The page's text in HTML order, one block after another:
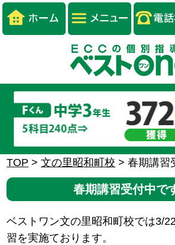
TOP >文の里昭和町校 >春期講習
春期講習受付中で
ベストワン文の里昭和町校では3/
習を実施ております。